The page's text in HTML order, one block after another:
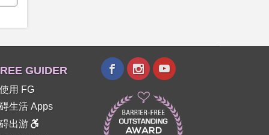
GUIDER
用 FG
生活 Apps
出游